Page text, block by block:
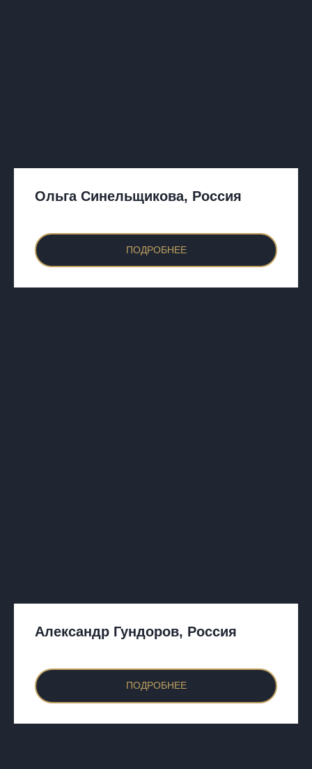
Ольга Синельщикова, Россия
ПОДРОБНЕЕ
Александр Гундоров, Россия
ПОДРОБНЕЕ